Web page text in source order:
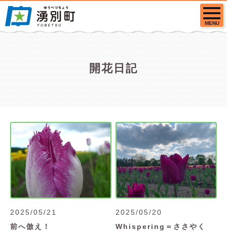
MENU
開花日記
2025/05/21
前へ倣え！
2025/05/20
Whispering＝ささやく